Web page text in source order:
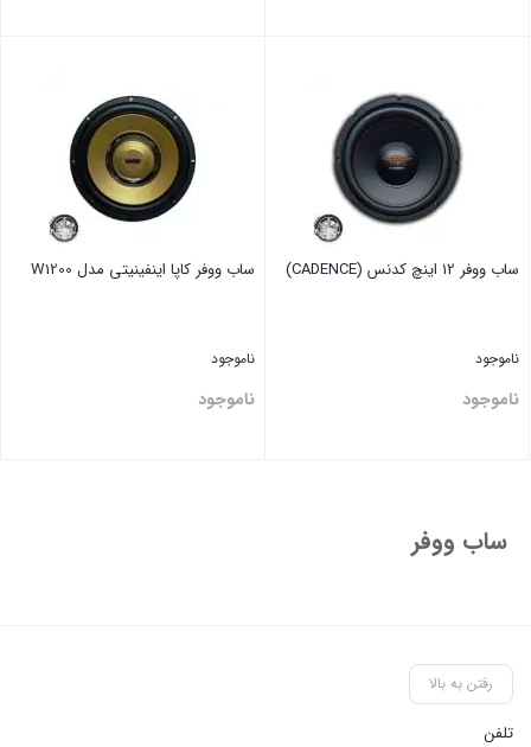
ساب ووفر 12 اینچ کدنس (CADENCE)
ناموجود
ناموجود
ساب ووفر کاپا اینفینیتی مدل W1200
ناموجود
ناموجود
ساب ووفر
رفتن به بالا
تلفن